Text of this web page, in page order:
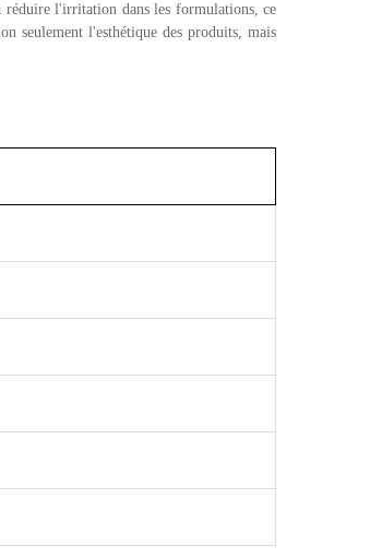
réduire l'irritation dans les formulations, ce
seulement l'esthétique des produits, mais